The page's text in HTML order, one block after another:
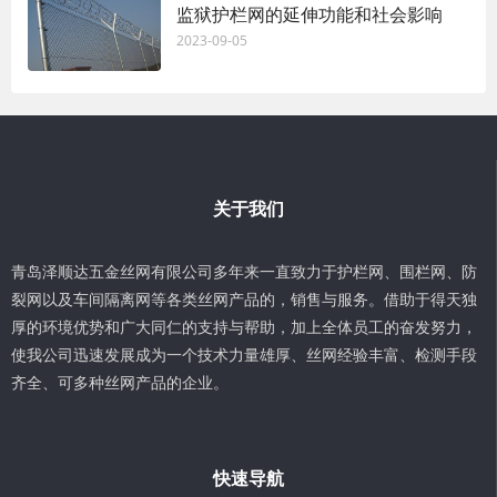
监狱护栏网的延伸功能和社会影响
2023-09-05
关于我们
青岛泽顺达五金丝网有限公司多年来一直致力于护栏网、围栏网、防
裂网以及车间隔离网等各类丝网产品的，销售与服务。借助于得天独
厚的环境优势和广大同仁的支持与帮助，加上全体员工的奋发努力，
使我公司迅速发展成为一个技术力量雄厚、丝网经验丰富、检测手段
齐全、可多种丝网产品的企业。
快速导航